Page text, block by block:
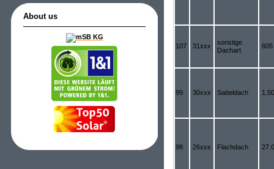
About us
107 31xxx
sonstige
Dachart
605
99 30xxx Satteldach
98 26xxx Flachdach